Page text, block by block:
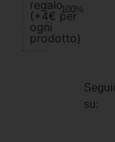
regalo
(+4€ per
ogni
prodotto)
100%
su: